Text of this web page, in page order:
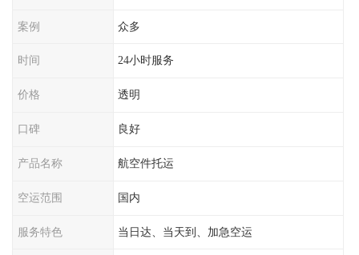
案例 众多
时间 24小时服务
价格 透明
口碑 良好
产品名称 航空件托运
空运范围 国内
服务特色 当日达、当天到、加急空运